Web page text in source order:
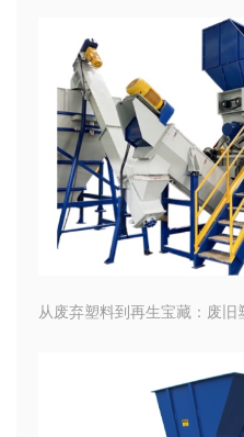
从废弃塑料到再生宝藏：废